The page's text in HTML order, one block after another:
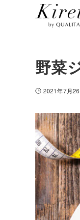
野菜
2021年7月26